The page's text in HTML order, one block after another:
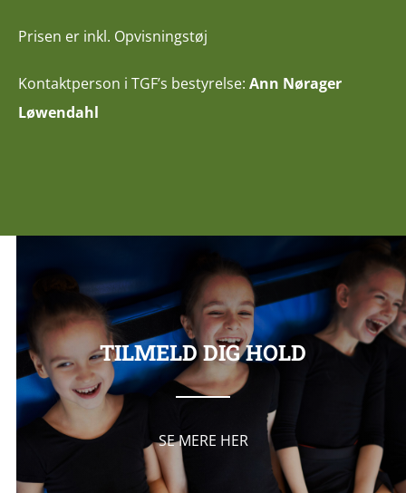
Prisen er inkl. Opvisningstøj
Kontaktperson i TGF’s bestyrelse: Ann Nørager
Løwendahl
TILMELD DIG HOLD
SE MERE HER